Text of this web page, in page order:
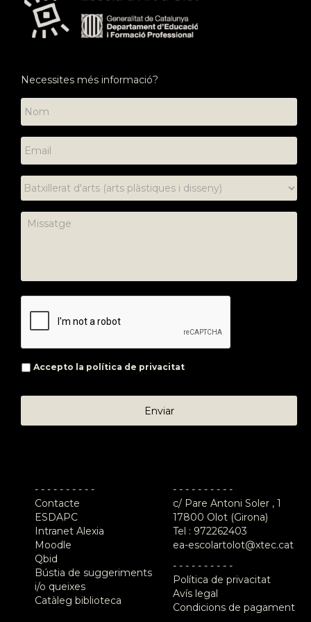
Necessites més informació?
Accepto la política de privacitat
- - - - - - - - - -
Contacte
ESDAPC
Intranet Alexia
Moodle
Qbid
Bústia de suggeriments
i/o queixes
Catàleg biblioteca
- - - - - - - - - -
c/ Pare Antoni Soler , 1
17800 Olot (Girona)
Tel : 972262403
ea-escolartolot@xtec.cat
- - - - - - - - - -
Política de privacitat
Avís legal
Condicions de pagament